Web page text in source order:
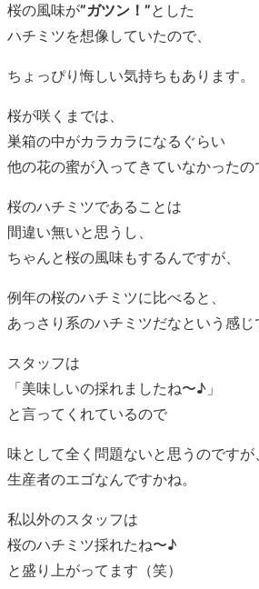
桜の風味が”ガツン！”とした
ハチミツを想像していたので、
ちょっぴり悔しい気持ちもあります。
桜が咲くまでは、
巣箱の中がカラカラになるぐらい
他の花の蜜が入ってきていなかったの
桜のハチミツであることは
間違い無いと思うし、
ちゃんと桜の風味もするんですが、
例年の桜のハチミツに比べると、
あっさり系のハチミツだなという感じ
スタッフは
「美味しいの採れましたね〜♪」
と言ってくれているので
味として全く問題ないと思うのですが、
生産者のエゴなんですかね。
私以外のスタッフは
桜のハチミツ採れたね〜♪
と盛り上がってます（笑）